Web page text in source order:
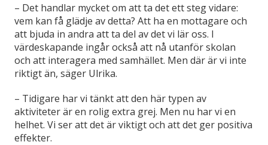
– Det handlar mycket om att ta det ett steg vidare:
vem kan få glädje av detta? Att ha en mottagare och
att bjuda in andra att ta del av det vi lär oss. I
värdeskapande ingår också att nå utanför skolan
och att interagera med samhället. Men där är vi inte
riktigt än, säger Ulrika.
– Tidigare har vi tänkt att den här typen av
aktiviteter är en rolig extra grej. Men nu har vi en
helhet. Vi ser att det är viktigt och att det ger positiva
effekter.